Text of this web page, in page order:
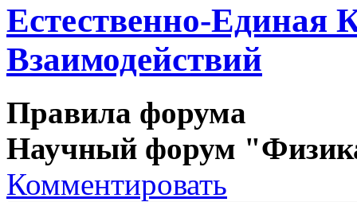
Естественно-Единая
Взаимодействий
Правила форума
Научный форум
Комментировать